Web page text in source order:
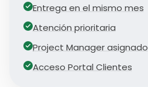
Entrega en el mismo mes
Atención prioritaria
Project Manager asignado
Acceso Portal Clientes